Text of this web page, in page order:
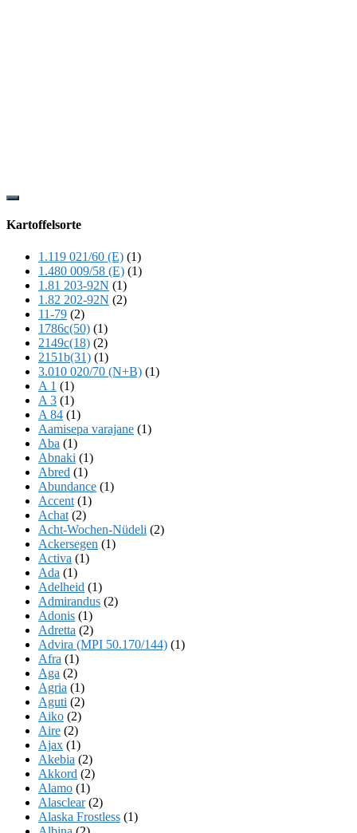
Show
Content
Kartoffelsorte
1.119 021/60 (E) (1)
1.480 009/58 (E) (1)
1.81 203-92N (1)
1.82 202-92N (2)
11-79 (2)
1786c(50) (1)
2149c(18) (2)
2151b(31) (1)
3.010 020/70 (N+B) (1)
A 1 (1)
A 3 (1)
A 84 (1)
Aamisepa varajane (1)
Aba (1)
Abnaki (1)
Abred (1)
Abundance (1)
Accent (1)
Achat (2)
Acht-Wochen-Nüdeli (2)
Ackersegen (1)
Activa (1)
Ada (1)
Adelheid (1)
Admirandus (2)
Adonis (1)
Adretta (2)
Advira (MPI 50.170/144) (1)
Afra (1)
Aga (2)
Agria (1)
Aguti (2)
Aiko (2)
Aire (2)
Ajax (1)
Akebia (2)
Akkord (2)
Alamo (1)
Alasclear(2)
Alaska Frostless (1)